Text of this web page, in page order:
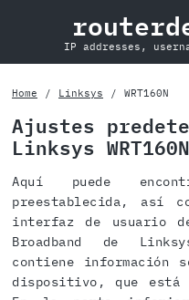
IP addresses,
Home Linksys WRT160N
Ajustes
Linksys WRT160N
Aquí puede
preestablecida, así
interfaz de usuario
Broadband de
contiene información
dispositivo, que está